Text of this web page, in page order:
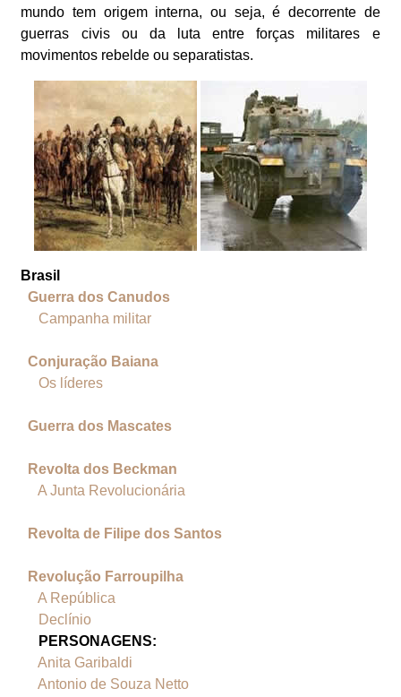
mundo tem origem interna, ou seja, é decorrente de
guerras civis ou da luta entre forças militares e
movimentos rebelde ou separatistas.
Brasil
Guerra dos Canudos
Campanha militar
Conjuração Baiana
Os líderes
Guerra dos Mascates
Revolta dos Beckman
A Junta Revolucionária
Revolta de Filipe dos Santos
Revolução Farroupilha
A República
Declínio
PERSONAGENS:
Anita Garibaldi
Antonio de Souza Netto